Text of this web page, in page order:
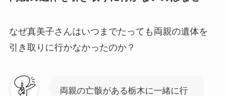
なぜ真美子さんはいつまでたっても両親の遺体を
引き取りに行かなかったのか？
両親の亡骸がある栃木に一緒に行